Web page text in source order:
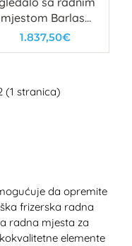
mjestom Barlas
Basic Wob
1.837,50€
(1 stranica)
da opremite
frizerska radna
radna mjesta za
elemente